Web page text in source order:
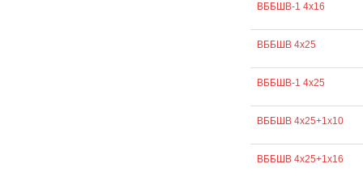
ВББШВ-1 4х16
ВББШВ 4х25
ВББШВ-1 4х25
ВББШВ 4х25+1х10
ВББШВ 4х25+1х16